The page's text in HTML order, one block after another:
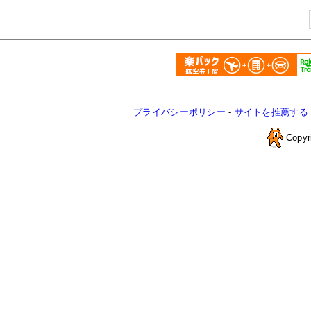
プライバシーポリシー - サイトを推薦する